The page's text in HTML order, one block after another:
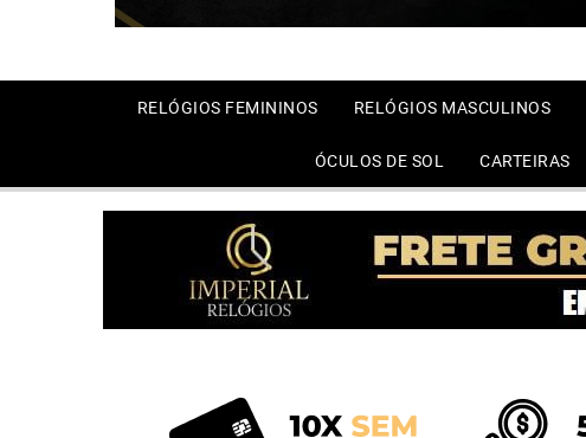
RELÓGIOS FEMININOS RELÓGIOS MASCULINOS
ÓCULOS DE SOL CARTEIRAS